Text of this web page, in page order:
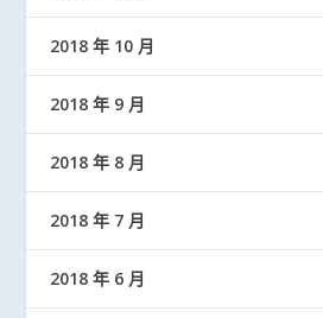
2018 年 10 月
2018 年 9 月
2018 年 8 月
2018 年 7 月
2018 年 6 月